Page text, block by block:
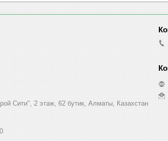
Сити", 2 этаж, 62 бутик, Алматы, Казахстан